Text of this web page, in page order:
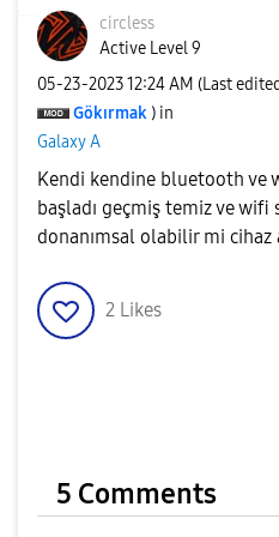
circless
Active Level 9
‎05-23-202312:24 AM (Last edited
Gökırmak ) in
Galaxy A
Kendi kendine bluetooth ve
başladı geçmiş temiz ve wifi
donanımsal olabilir mi cihaz
2 Likes
5 Comments